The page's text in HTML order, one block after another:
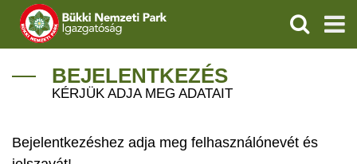
IGAZGATÓSÁG
VÍZVÉDELEM
KERESÉS
BEJELENTKEZÉS
KÉRJÜK ADJA MEG ADATAIT
Bejelentkezéshez adja meg felhasználónevét és